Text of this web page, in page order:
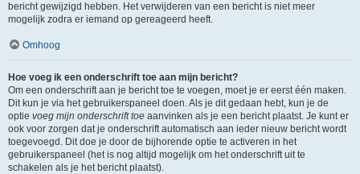
bericht gewijzigd hebben. Het verwijderen van een bericht is niet meer
mogelijk zodra er iemand op gereageerd heeft.
Omhoog
Hoe voeg ik een onderschrift toe aan mijn bericht?
Om een onderschrift aan je bericht toe te voegen, moet je er eerst één maken.
Dit kun je via het gebruikerspaneel doen. Als je dit gedaan hebt, kun je de
optie voeg mijn onderschrift toe aanvinken als je een bericht plaatst. Je kunt er
ook voor zorgen dat je onderschrift automatisch aan ieder nieuw bericht wordt
toegevoegd. Dit doe je door de bijhorende optie te activeren in het
gebruikerspaneel (het is nog altijd mogelijk om het onderschrift uit te
schakelen als je het bericht plaatst).